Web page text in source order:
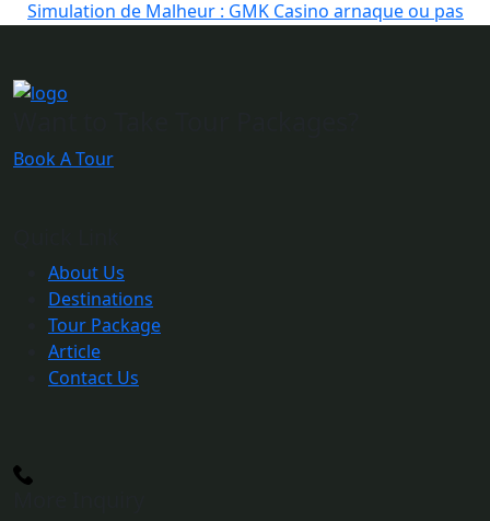
Simulation de Malheur : GMK Casino arnaque ou pas
?
Book A Tour
About Us
Destinations
Tour Package
Article
Contact Us